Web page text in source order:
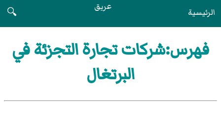
الرئيسية عريق
🔍
فهرس:شركات تجارة التجزئة في
البرتغال